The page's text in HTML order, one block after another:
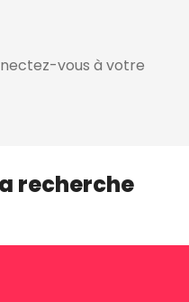
vous à votre
recherche